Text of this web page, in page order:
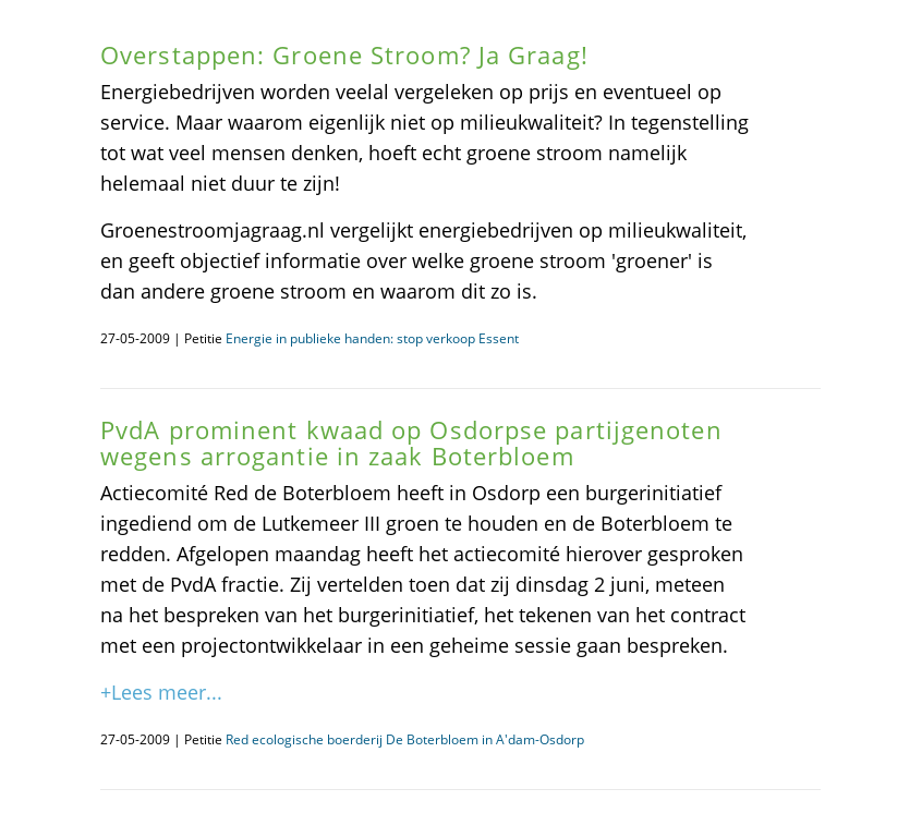
Overstappen: Groene Stroom? Ja Graag!
Energiebedrijven worden veelal vergeleken op prijs en eventueel op
service. Maar waarom eigenlijk niet op milieukwaliteit? In tegenstelling
tot wat veel mensen denken, hoeft echt groene stroom namelijk
helemaal niet duur te zijn!
Groenestroomjagraag.nl vergelijkt energiebedrijven op milieukwaliteit,
en geeft objectief informatie over welke groene stroom 'groener' is
dan andere groene stroom en waarom dit zo is.
27-05-2009 | Petitie Energie in publieke handen: stop verkoop Essent
PvdA prominent kwaad op Osdorpse partijgenoten
wegens arrogantie in zaak Boterbloem
Actiecomité Red de Boterbloem heeft in Osdorp een burgerinitiatief
ingediend om de Lutkemeer III groen te houden en de Boterbloem te
redden. Afgelopen maandag heeft het actiecomité hierover gesproken
met de PvdA fractie. Zij vertelden toen dat zij dinsdag 2 juni, meteen
na het bespreken van het burgerinitiatief, het tekenen van het contract
met een projectontwikkelaar in een geheime sessie gaan bespreken.
+Lees meer...
27-05-2009 | Petitie Red ecologische boerderij De Boterbloem in A'dam-Osdorp